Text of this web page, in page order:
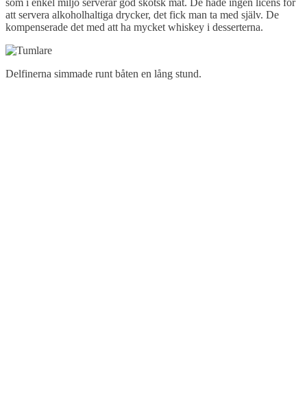
att servera alkoholhaltiga drycker, det fick man ta med själv. De
kompenserade det med att ha mycket whiskey i desserterna.
Delfinerna simmade runt båten en lång stund.